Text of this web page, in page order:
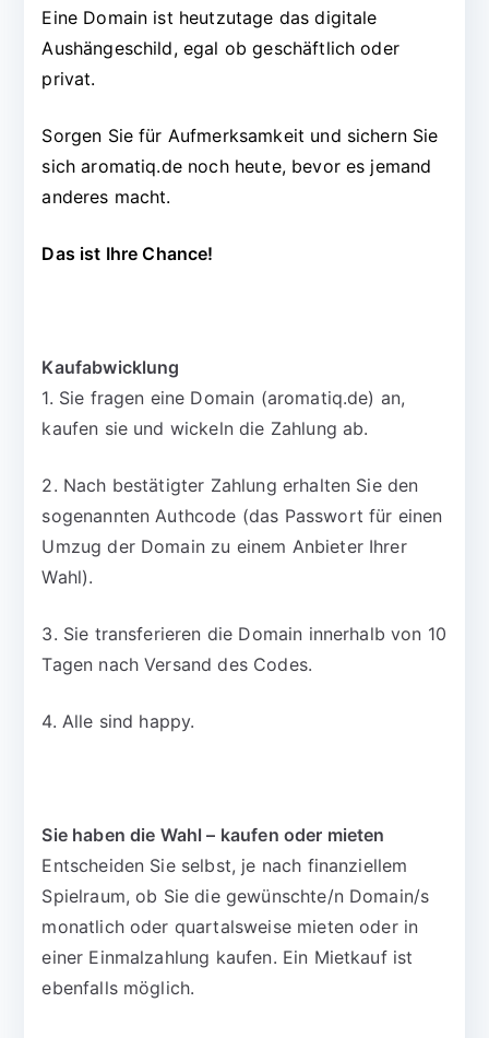
Eine Domain ist heutzutage das digitale
Aushängeschild, egal ob geschäftlich oder
privat.
Sorgen Sie für Aufmerksamkeit und sichern Sie
sich aromatiq.de noch heute, bevor es jemand
anderes macht.
Das ist Ihre Chance!
Kaufabwicklung
1. Sie fragen eine Domain (aromatiq.de) an,
kaufen sie und wickeln die Zahlung ab.
2. Nach bestätigter Zahlung erhalten Sie den
sogenannten Authcode (das Passwort für einen
Umzug der Domain zu einem Anbieter Ihrer
Wahl).
3. Sie transferieren die Domain innerhalb von 10
Tagen nach Versand des Codes.
4. Alle sind happy.
Sie haben die Wahl – kaufen oder mieten
Entscheiden Sie selbst, je nach finanziellem
Spielraum, ob Sie die gewünschte/n Domain/s
monatlich oder quartalsweise mieten oder in
einer Einmalzahlung kaufen. Ein Mietkauf ist
ebenfalls möglich.